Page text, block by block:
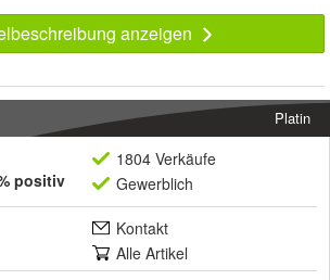
anzeigen
Platin
positiv
1804 Verkäufe
Gewerblich
Kontakt
Alle Artikel